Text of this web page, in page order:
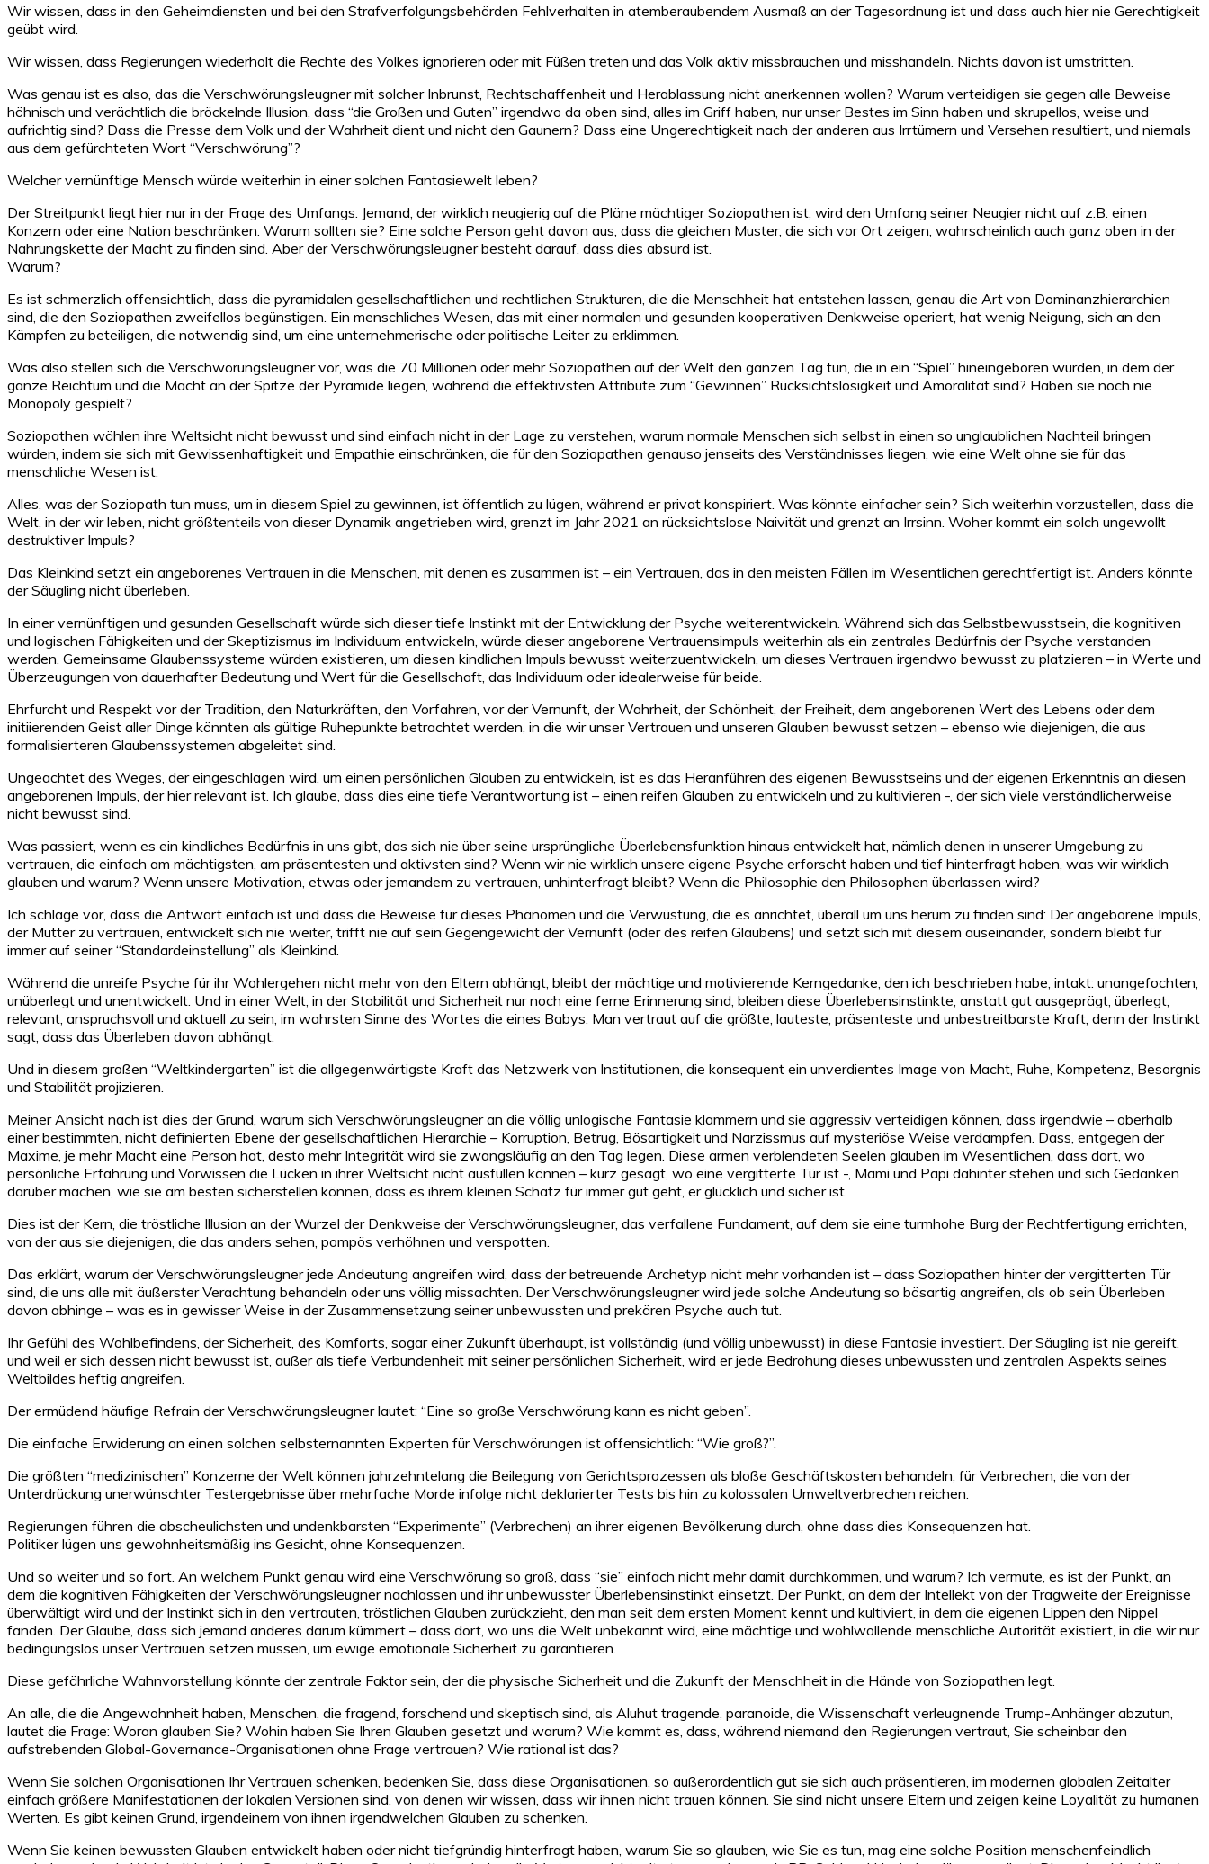
Wir wissen, dass in den Geheimdiensten und bei den Strafverfolgungsbehörden Fehlverhalten in atemberaubendem Ausmaß an der Tagesordnung ist und dass auch hier nie Gerechtigkeit
geübt wird.
Wir wissen, dass Regierungen wiederholt die Rechte des Volkes ignorieren oder mit Füßen treten und das Volk aktiv missbrauchen und misshandeln. Nichts davon ist umstritten.
Was genau ist es also, das die Verschwörungsleugner mit solcher Inbrunst, Rechtschaffenheit und Herablassung nicht anerkennen wollen? Warum verteidigen sie gegen alle Beweise
höhnisch und verächtlich die bröckelnde Illusion, dass “die Großen und Guten” irgendwo da oben sind, alles im Griff haben, nur unser Bestes im Sinn haben und skrupellos, weise und
aufrichtig sind? Dass die Presse dem Volk und der Wahrheit dient und nicht den Gaunern? Dass eine Ungerechtigkeit nach der anderen aus Irrtümern und Versehen resultiert, und niemals
aus dem gefürchteten Wort “Verschwörung”?
Welcher vernünftige Mensch würde weiterhin in einer solchen Fantasiewelt leben?
Der Streitpunkt liegt hier nur in der Frage des Umfangs. Jemand, der wirklich neugierig auf die Pläne mächtiger Soziopathen ist, wird den Umfang seiner Neugier nicht auf z.B. einen
Konzern oder eine Nation beschränken. Warum sollten sie? Eine solche Person geht davon aus, dass die gleichen Muster, die sich vor Ort zeigen, wahrscheinlich auch ganz oben in der
Nahrungskette der Macht zu finden sind. Aber der Verschwörungsleugner besteht darauf, dass dies absurd ist.
Warum?
Es ist schmerzlich offensichtlich, dass die pyramidalen gesellschaftlichen und rechtlichen Strukturen, die die Menschheit hat entstehen lassen, genau die Art von Dominanzhierarchien
sind, die den Soziopathen zweifellos begünstigen. Ein menschliches Wesen, das mit einer normalen und gesunden kooperativen Denkweise operiert, hat wenig Neigung, sich an den
Kämpfen zu beteiligen, die notwendig sind, um eine unternehmerische oder politische Leiter zu erklimmen.
Was also stellen sich die Verschwörungsleugner vor, was die 70 Millionen oder mehr Soziopathen auf der Welt den ganzen Tag tun, die in ein “Spiel” hineingeboren wurden, in dem der
ganze Reichtum und die Macht an der Spitze der Pyramide liegen, während die effektivsten Attribute zum “Gewinnen” Rücksichtslosigkeit und Amoralität sind? Haben sie noch nie
Monopoly gespielt?
Soziopathen wählen ihre Weltsicht nicht bewusst und sind einfach nicht in der Lage zu verstehen, warum normale Menschen sich selbst in einen so unglaublichen Nachteil bringen
würden, indem sie sich mit Gewissenhaftigkeit und Empathie einschränken, die für den Soziopathen genauso jenseits des Verständnisses liegen, wie eine Welt ohne sie für das
menschliche Wesen ist.
Alles, was der Soziopath tun muss, um in diesem Spiel zu gewinnen, ist öffentlich zu lügen, während er privat konspiriert. Was könnte einfacher sein? Sich weiterhin vorzustellen, dass die
Welt, in der wir leben, nicht größtenteils von dieser Dynamik angetrieben wird, grenzt im Jahr 2021 an rücksichtslose Naivität und grenzt an Irrsinn. Woher kommt ein solch ungewollt
destruktiver Impuls?
Das Kleinkind setzt ein angeborenes Vertrauen in die Menschen, mit denen es zusammen ist – ein Vertrauen, das in den meisten Fällen im Wesentlichen gerechtfertigt ist. Anders könnte
der Säugling nicht überleben.
In einer vernünftigen und gesunden Gesellschaft würde sich dieser tiefe Instinkt mit der Entwicklung der Psyche weiterentwickeln. Während sich das Selbstbewusstsein, die kognitiven
und logischen Fähigkeiten und der Skeptizismus im Individuum entwickeln, würde dieser angeborene Vertrauensimpuls weiterhin als ein zentrales Bedürfnis der Psyche verstanden
werden. Gemeinsame Glaubenssysteme würden existieren, um diesen kindlichen Impuls bewusst weiterzuentwickeln, um dieses Vertrauen irgendwo bewusst zu platzieren – in Werte und
Überzeugungen von dauerhafter Bedeutung und Wert für die Gesellschaft, das Individuum oder idealerweise für beide.
Ehrfurcht und Respekt vor der Tradition, den Naturkräften, den Vorfahren, vor der Vernunft, der Wahrheit, der Schönheit, der Freiheit, dem angeborenen Wert des Lebens oder dem
initiierenden Geist aller Dinge könnten als gültige Ruhepunkte betrachtet werden, in die wir unser Vertrauen und unseren Glauben bewusst setzen – ebenso wie diejenigen, die aus
formalisierteren Glaubenssystemen abgeleitet sind.
Ungeachtet des Weges, der eingeschlagen wird, um einen persönlichen Glauben zu entwickeln, ist es das Heranführen des eigenen Bewusstseins und der eigenen Erkenntnis an diesen
angeborenen Impuls, der hier relevant ist. Ich glaube, dass dies eine tiefe Verantwortung ist – einen reifen Glauben zu entwickeln und zu kultivieren -, der sich viele verständlicherweise
nicht bewusst sind.
Was passiert, wenn es ein kindliches Bedürfnis in uns gibt, das sich nie über seine ursprüngliche Überlebensfunktion hinaus entwickelt hat, nämlich denen in unserer Umgebung zu
vertrauen, die einfach am mächtigsten, am präsentesten und aktivsten sind? Wenn wir nie wirklich unsere eigene Psyche erforscht haben und tief hinterfragt haben, was wir wirklich
glauben und warum? Wenn unsere Motivation, etwas oder jemandem zu vertrauen, unhinterfragt bleibt? Wenn die Philosophie den Philosophen überlassen wird?
Ich schlage vor, dass die Antwort einfach ist und dass die Beweise für dieses Phänomen und die Verwüstung, die es anrichtet, überall um uns herum zu finden sind: Der angeborene Impuls,
der Mutter zu vertrauen, entwickelt sich nie weiter, trifft nie auf sein Gegengewicht der Vernunft (oder des reifen Glaubens) und setzt sich mit diesem auseinander, sondern bleibt für
immer auf seiner “Standardeinstellung” als Kleinkind.
Während die unreife Psyche für ihr Wohlergehen nicht mehr von den Eltern abhängt, bleibt der mächtige und motivierende Kerngedanke, den ich beschrieben habe, intakt: unangefochten,
unüberlegt und unentwickelt. Und in einer Welt, in der Stabilität und Sicherheit nur noch eine ferne Erinnerung sind, bleiben diese Überlebensinstinkte, anstatt gut ausgeprägt, überlegt,
relevant, anspruchsvoll und aktuell zu sein, im wahrsten Sinne des Wortes die eines Babys. Man vertraut auf die größte, lauteste, präsenteste und unbestreitbarste Kraft, denn der Instinkt
sagt, dass das Überleben davon abhängt.
Und in diesem großen “Weltkindergarten” ist die allgegenwärtigste Kraft das Netzwerk von Institutionen, die konsequent ein unverdientes Image von Macht, Ruhe, Kompetenz, Besorgnis
und Stabilität projizieren.
Meiner Ansicht nach ist dies der Grund, warum sich Verschwörungsleugner an die völlig unlogische Fantasie klammern und sie aggressiv verteidigen können, dass irgendwie – oberhalb
einer bestimmten, nicht definierten Ebene der gesellschaftlichen Hierarchie – Korruption, Betrug, Bösartigkeit und Narzissmus auf mysteriöse Weise verdampfen. Dass, entgegen der
Maxime, je mehr Macht eine Person hat, desto mehr Integrität wird sie zwangsläufig an den Tag legen. Diese armen verblendeten Seelen glauben im Wesentlichen, dass dort, wo
persönliche Erfahrung und Vorwissen die Lücken in ihrer Weltsicht nicht ausfüllen können – kurz gesagt, wo eine vergitterte Tür ist -, Mami und Papi dahinter stehen und sich Gedanken
darüber machen, wie sie am besten sicherstellen können, dass es ihrem kleinen Schatz für immer gut geht, er glücklich und sicher ist.
Dies ist der Kern, die tröstliche Illusion an der Wurzel der Denkweise der Verschwörungsleugner, das verfallene Fundament, auf dem sie eine turmhohe Burg der Rechtfertigung errichten,
von der aus sie diejenigen, die das anders sehen, pompös verhöhnen und verspotten.
Das erklärt, warum der Verschwörungsleugner jede Andeutung angreifen wird, dass der betreuende Archetyp nicht mehr vorhanden ist – dass Soziopathen hinter der vergitterten Tür
sind, die uns alle mit äußerster Verachtung behandeln oder uns völlig missachten. Der Verschwörungsleugner wird jede solche Andeutung so bösartig angreifen, als ob sein Überleben
davon abhinge – was es in gewisser Weise in der Zusammensetzung seiner unbewussten und prekären Psyche auch tut.
Ihr Gefühl des Wohlbefindens, der Sicherheit, des Komforts, sogar einer Zukunft überhaupt, ist vollständig (und völlig unbewusst) in diese Fantasie investiert. Der Säugling ist nie gereift,
und weil er sich dessen nicht bewusst ist, außer als tiefe Verbundenheit mit seiner persönlichen Sicherheit, wird er jede Bedrohung dieses unbewussten und zentralen Aspekts seines
Weltbildes heftig angreifen.
Der ermüdend häufige Refrain der Verschwörungsleugner lautet: “Eine so große Verschwörung kann es nicht geben”.
Die einfache Erwiderung an einen solchen selbsternannten Experten für Verschwörungen ist offensichtlich: “Wie groß?”.
Die größten “medizinischen” Konzerne der Welt können jahrzehntelang die Beilegung von Gerichtsprozessen als bloße Geschäftskosten behandeln, für Verbrechen, die von der
Unterdrückung unerwünschter Testergebnisse über mehrfache Morde infolge nicht deklarierter Tests bis hin zu kolossalen Umweltverbrechen reichen.
Regierungen führen die abscheulichsten und undenkbarsten “Experimente” (Verbrechen) an ihrer eigenen Bevölkerung durch, ohne dass dies Konsequenzen hat.
Politiker lügen uns gewohnheitsmäßig ins Gesicht, ohne Konsequenzen.
Und so weiter und so fort. An welchem Punkt genau wird eine Verschwörung so groß, dass “sie” einfach nicht mehr damit durchkommen, und warum? Ich vermute, es ist der Punkt, an
dem die kognitiven Fähigkeiten der Verschwörungsleugner nachlassen und ihr unbewusster Überlebensinstinkt einsetzt. Der Punkt, an dem der Intellekt von der Tragweite der Ereignisse
überwältigt wird und der Instinkt sich in den vertrauten, tröstlichen Glauben zurückzieht, den man seit dem ersten Moment kennt und kultiviert, in dem die eigenen Lippen den Nippel
fanden. Der Glaube, dass sich jemand anderes darum kümmert – dass dort, wo uns die Welt unbekannt wird, eine mächtige und wohlwollende menschliche Autorität existiert, in die wir nur
bedingungslos unser Vertrauen setzen müssen, um ewige emotionale Sicherheit zu garantieren.
Diese gefährliche Wahnvorstellung könnte der zentrale Faktor sein, der die physische Sicherheit und die Zukunft der Menschheit in die Hände von Soziopathen legt.
An alle, die die Angewohnheit haben, Menschen, die fragend, forschend und skeptisch sind, als Aluhut tragende, paranoide, die Wissenschaft verleugnende Trump-Anhänger abzutun,
lautet die Frage: Woran glauben Sie? Wohin haben Sie Ihren Glauben gesetzt und warum? Wie kommt es, dass, während niemand den Regierungen vertraut, Sie scheinbar den
aufstrebenden Global-Governance-Organisationen ohne Frage vertrauen? Wie rational ist das?
Wenn Sie solchen Organisationen Ihr Vertrauen schenken, bedenken Sie, dass diese Organisationen, so außerordentlich gut sie sich auch präsentieren, im modernen globalen Zeitalter
einfach größere Manifestationen der lokalen Versionen sind, von denen wir wissen, dass wir ihnen nicht trauen können. Sie sind nicht unsere Eltern und zeigen keine Loyalität zu humanen
Werten. Es gibt keinen Grund, irgendeinem von ihnen irgendwelchen Glauben zu schenken.
Wenn Sie keinen bewussten Glauben entwickelt haben oder nicht tiefgründig hinterfragt haben, warum Sie so glauben, wie Sie es tun, mag eine solche Position menschenfeindlich